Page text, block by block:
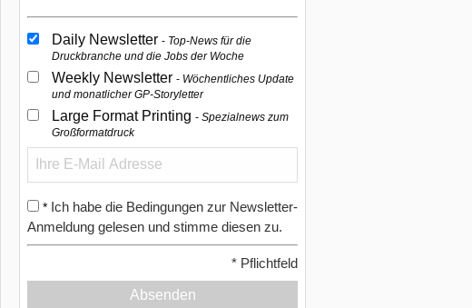
Daily Newsletter Top-News für die
Druckbranche und die Jobs der Woche
Weekly Newsletter Wöchentliches Update
und monatlicher GP-Storyletter
Large Format Printing Spezialnews zum
Großformatdruck
* Ich habe die Bedingungen zur Newsletter-
Anmeldung gelesen und stimme diesen zu.
* Pflichtfeld
Absenden